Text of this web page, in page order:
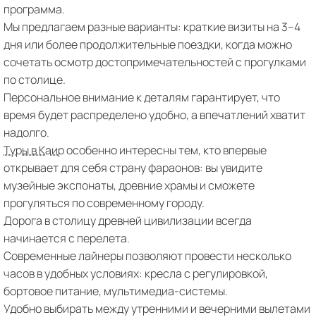
программа.
Мы предлагаем разные варианты: краткие визиты на 3–4
дня или более продолжительные поездки, когда можно
сочетать осмотр достопримечательностей с прогулками
по столице.
Персональное внимание к деталям гарантирует, что
время будет распределено удобно, а впечатлений хватит
надолго.
Туры в Каирособенно интересны тем, кто впервые
открывает для себя страну фараонов: вы увидите
музейные экспонаты, древние храмы и сможете
прогуляться по современному городу.
Дорога в столицу древней цивилизации всегда
начинается с перелета.
Современные лайнеры позволяют провести несколько
часов в удобных условиях: кресла с регулировкой,
бортовое питание, мультимедиа-системы.
Удобно выбирать между утренними и вечерними вылетами